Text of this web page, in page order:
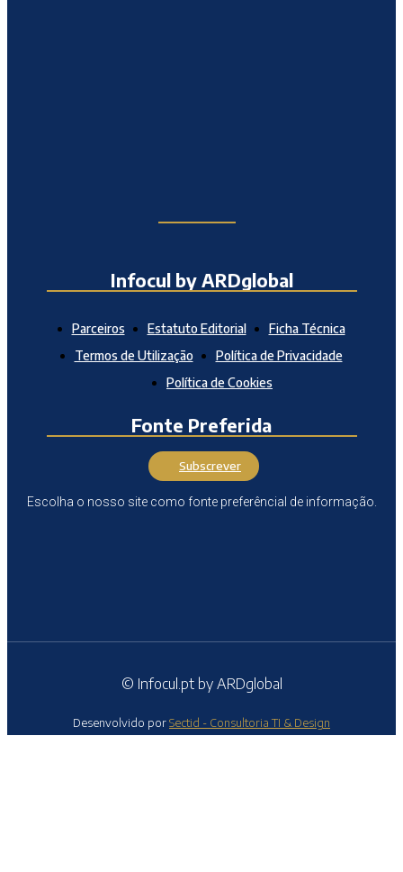
Infocul by ARDglobal
Parceiros Estatuto Editorial
Ficha Técnica
Termos de Utilização
Política de Privacidade
Política de Cookies
Fonte Preferida
Subscrever
Escolha o nosso site como fonte preferêncial de informação.
© Infocul.pt by ARDglobal
Desenvolvido porSectid - Consultoria TI & Design